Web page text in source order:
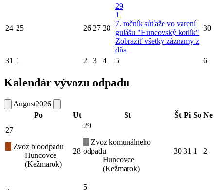
24 25 26 27 28
29
1
7. ročník súťaže vo varení
gulášu "Huncovský kotlík"
Zobraziť všetky záznamy z
dňa
30
31 1 2 3 4 5 6
Kalendár vývozu odpadu
August2026
Po
Ut St Št Pi So Ne
27
Zvoz bioodpadu
Huncovce
(Kežmarok)
28
29
Zvoz komunálneho
odpadu
Huncovce
(Kežmarok)
30 31 1 2
5